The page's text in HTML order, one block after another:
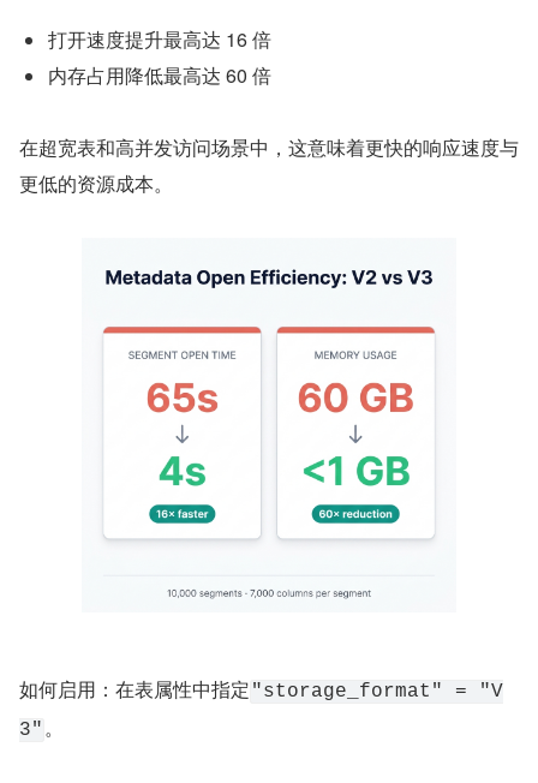
打开速度提升最高达 16 倍
内存占用降低最高达 60 倍
在超宽表和高并发访问场景中，这意味着更快的响应速度与
更低的资源成本。
如何启用：在表属性中指定 "storage_format" = "V
3" 。